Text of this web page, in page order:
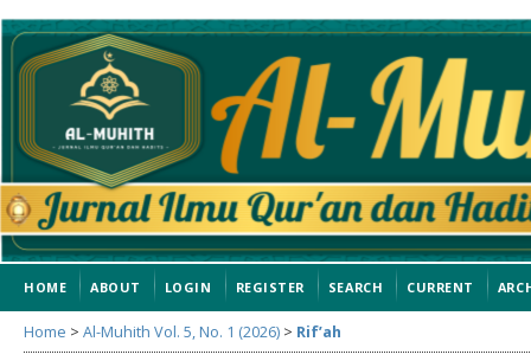
HOME ABOUT LOGIN REGISTER SEARCH CURRENT
Home > Al-Muhith Vol. 5, No. 1 (2026) > Rif’ah